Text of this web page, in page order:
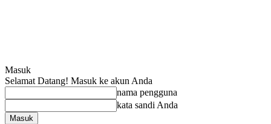
Masuk
Selamat Datang! Masuk ke akun Anda
nama pengguna
kata sandi Anda